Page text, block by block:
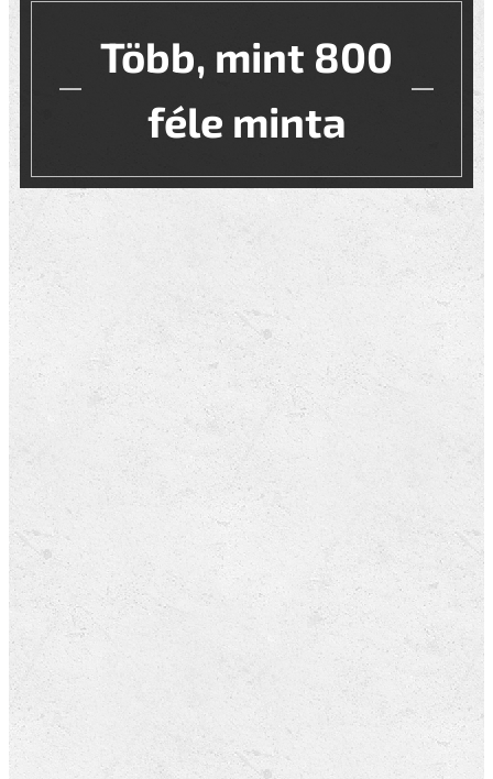
Több, mint 800
féle minta